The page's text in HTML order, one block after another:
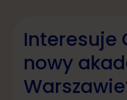
Interesuje
nowy